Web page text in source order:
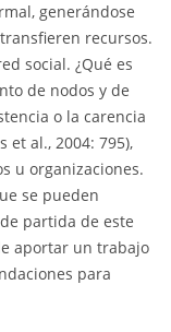
generándose
recursos.
social. ¿Qué es
de nodos y de
o la carencia
et al., 2004: 795),
u organizaciones.
se pueden
partida de este
aportar un trabajo
para